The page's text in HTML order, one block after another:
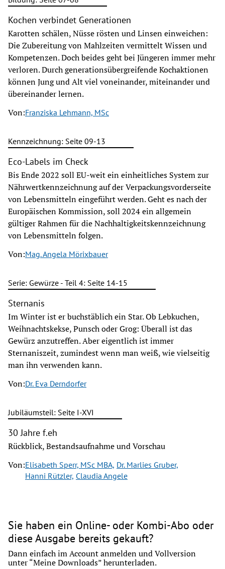
Kochen verbindet Generationen
Karotten schälen, Nüsse rösten und Linsen einweichen:
Die Zubereitung von Mahlzeiten vermittelt Wissen und
Kompetenzen. Doch beides geht bei Jüngeren immer mehr
verloren. Durch generationsübergreifende Kochaktionen
können Jung und Alt viel voneinander, miteinander und
übereinander lernen.
Von:Franziska Lehmann, MSc
Kennzeichnung: Seite 09-13
Eco-Labels im Check
Bis Ende 2022 soll EU-weit ein einheitliches System zur
Nährwertkennzeichnung auf der Verpackungsvorderseite
von Lebensmitteln eingeführt werden. Geht es nach der
Europäischen Kommission, soll 2024 ein allgemein
gültiger Rahmen für die Nachhaltigkeitskennzeichnung
von Lebensmitteln folgen.
Von:Mag. Angela Mörixbauer
Serie: Gewürze - Teil 4: Seite 14-15
Sternanis
Im Winter ist er buchstäblich ein Star. Ob Lebkuchen,
Weihnachtskekse, Punsch oder Grog: Überall ist das
Gewürz anzutreffen. Aber eigentlich ist immer
Sternaniszeit, zumindest wenn man weiß, wie vielseitig
man ihn verwenden kann.
Von:Dr. Eva Derndorfer
Jubiläumsteil: Seite I-XVI
30 Jahre f.eh
Rückblick, Bestandsaufnahme und Vorschau
Von:Elisabeth Sperr, MSc MBA, Dr. Marlies Gruber,
Hanni Rützler, Claudia Angele
Sie haben ein Online- oder Kombi-Abo oder
diese Ausgabe bereits gekauft?
Dann einfach im Account anmelden und Vollversion
unter “Meine Downloads” herunterladen.